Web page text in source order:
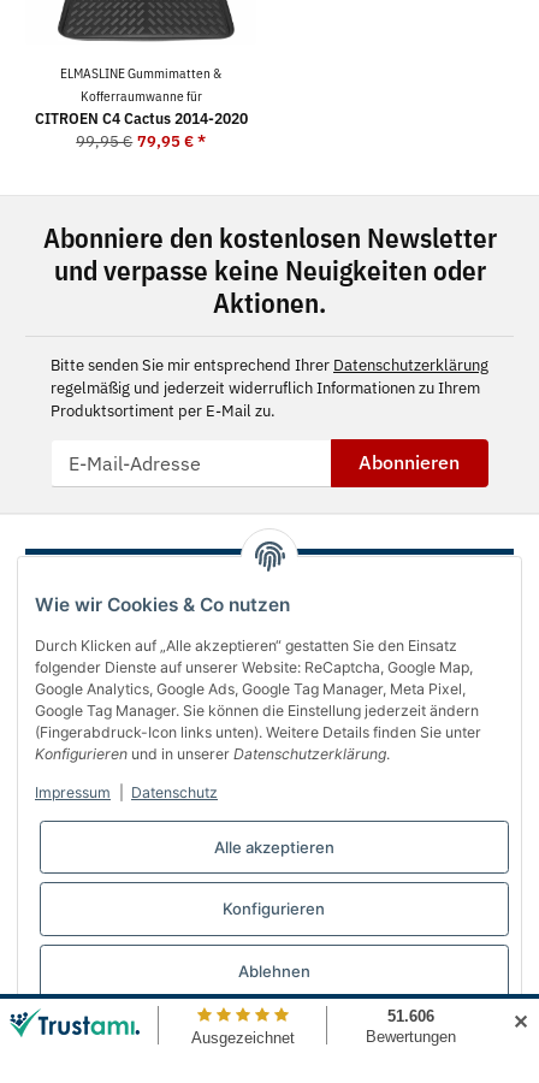
Wie wir Cookies & Co nutzen
Durch Klicken auf „Alle akzeptieren“ gestatten Sie den Einsatz
folgender Dienste auf unserer Website: ReCaptcha, Google Map,
Google Analytics, Google Ads, Google Tag Manager, Meta Pixel,
Google Tag Manager. Sie können die Einstellung jederzeit ändern
(Fingerabdruck-Icon links unten). Weitere Details finden Sie unter
Konfigurieren und in unserer Datenschutzerklärung.
Impressum Datenschutz
Alle akzeptieren
Konfigurieren
Ablehnen
ELMASLINE Gummimatten &
Kofferraumwanne für
CITROEN C4 Cactus 2014-2020
99,95 € 79,95 €*
Abonniere den kostenlosen Newsletter
und verpasse keine Neuigkeiten oder
Aktionen.
Bitte senden Sie mir entsprechend Ihrer Datenschutzerklärung
regelmäßig und jederzeit widerruflich Informationen zu Ihrem
Produktsortiment per E-Mail zu.
Abonnieren
Über uns
Informationen
Bequem bezahlen
✕